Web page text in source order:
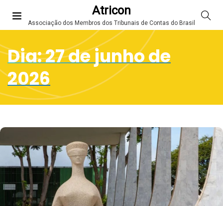
Atricon
Associação dos Membros dos Tribunais de Contas do Brasil
Dia:27 de junho de
2026